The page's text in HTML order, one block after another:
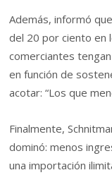
Además, informó
del 20 por ciento en
comerciantes
en función de
acotar: “Los que
Finalmente,
dominó: menos
una importación